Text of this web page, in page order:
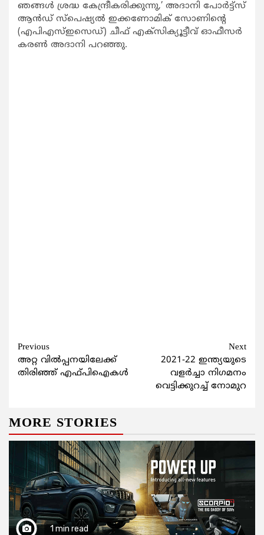
ഞങ്ങള്‍ ശ്രദ്ധ കേന്ദ്രീകരിക്കുന്നു,’ അദാനി പോര്‍ട്ട്സ്
ആന്‍ഡ് സ്പെഷ്യല്‍ ഇക്കണോമിക് സോണിന്‍റെ
(എപിഎസ്ഇസെഡ്) ചീഫ് എക്സിക്യൂട്ടീവ് ഓഫീസര്‍
കരണ്‍ അദാനി പറഞ്ഞു.
Continue
Reading
Previous
അറ്റ വില്‍പ്പനയിലേക്ക്
തിരിഞ്ഞ് എഫ്പിഐകള്‍
Next
2021-22 ഇന്ത്യയുടെ
വളര്‍ച്ചാ നിഗമനം
വെട്ടിക്കുറച്ച് നോമുറ
MORE STORIES
1 min read